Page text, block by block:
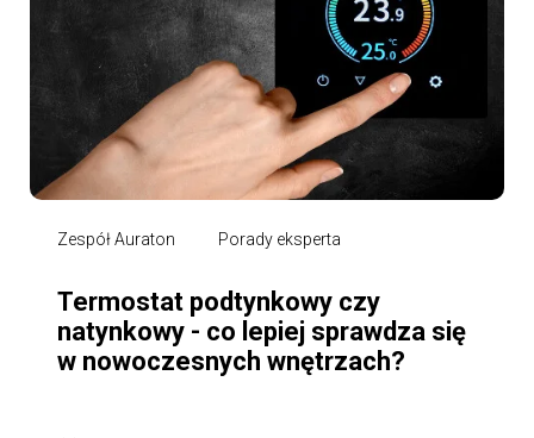
Zespół Auraton Porady eksperta
Termostat podtynkowy czy
natynkowy - co lepiej sprawdza się
w nowoczesnych wnętrzach?